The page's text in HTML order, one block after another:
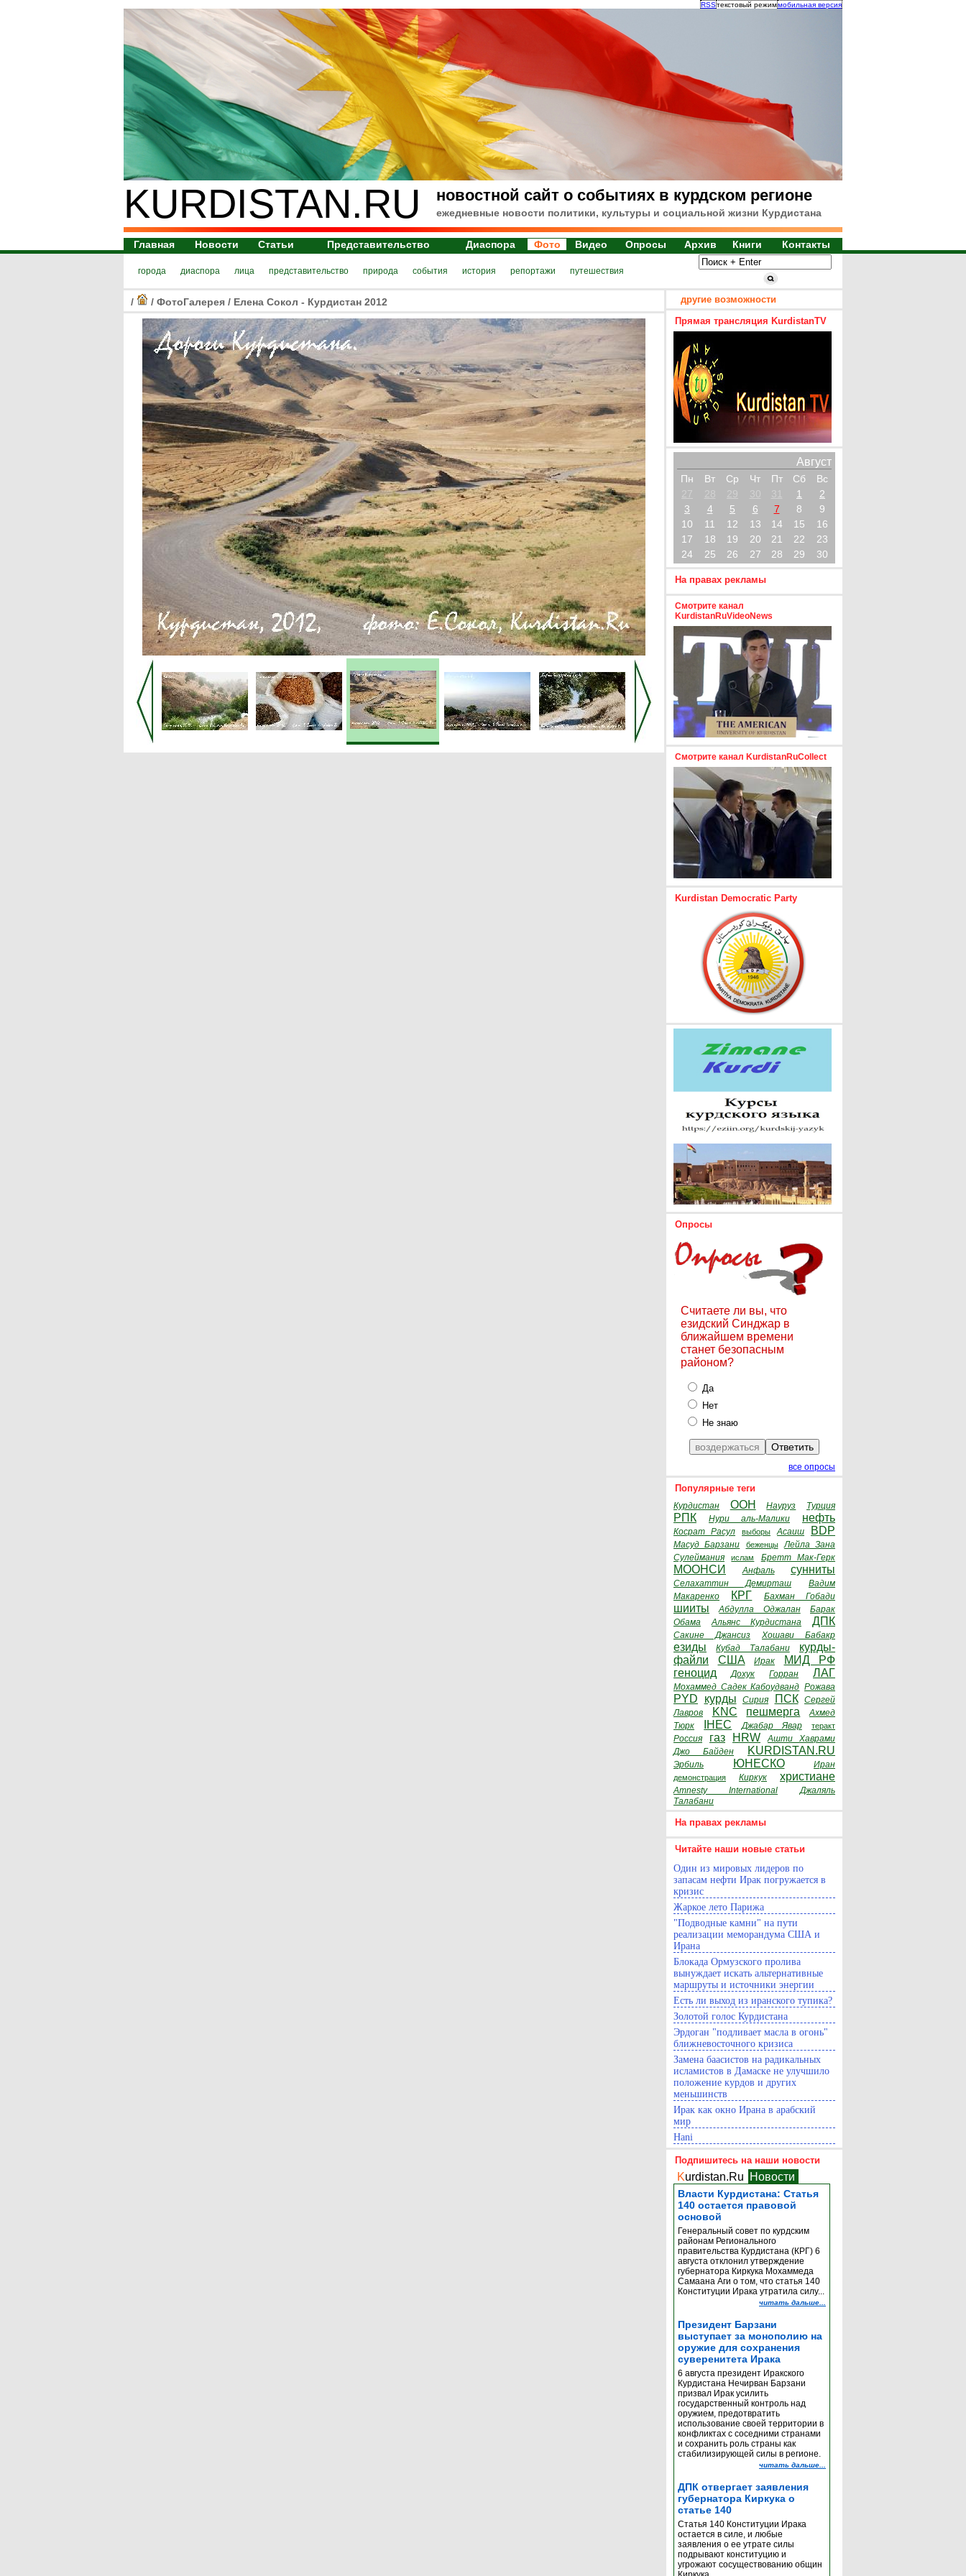
RSSтекстовый режиммобильная версия
KURDISTAN.RU новостной сайт о событиях в курдском регионе
ежедневные новости политики, культуры и социальной жизни Курдистана
Главная Новости Статьи Представительство Диаспора Фото Видео Опросы Архив Книги Контакты
города диаспора лица представительство природа события история репортажи путешествия
/ / ФотоГалерея / Елена Сокол - Курдистан 2012
другие возможности
Прямая трансляция KurdistanTV
Август
Пн Вт Ср Чт Пт Сб
Вс
27
28 29 30 31 1
2
3
4 5 6 7 8
9
10
11 12 13 14 15
16
17
18 19 20 21 22
23
24
25 26 27 28 29 30
На правах рекламы
Смотрите канал
KurdistanRuVideoNews
Смотрите канал KurdistanRuCollect
Kurdistan Democratic Party
Опросы
Считаете ли вы, что
езидский Синджар в
ближайшем времени
станет безопасным
районом?
Да
Нет
Не знаю
все опросы
Популярные теги
Курдистан ООН Науруз Турция
РПК Нури аль-Малики нефть
Косрат Расул выборы Асаиш BDP
Масуд Барзани беженцы
Лейла Зана
Сулеймания
ислам Бретт Мак-Герк
МООНСИ Анфаль сунниты
Селахаттин Демирташ
Вадим
Макаренко
КРГ Бахман Гобади
шииты Абдулла Оджалан
Барак
Обама
Альянс Курдистана ДПК
Сакине Джансиз Хошави Бабакр
езиды Кубад Талабани
курды-
файли
США Ирак
МИД РФ
геноцид
Дохук Горран ЛАГ
Мохаммед Садек Кабоудванд Рожава
PYD курды Сирия ПСК
Сергей
Лавров
KNC пешмерга
Ахмед
Тюрк
IHEC Джабар Явар теракт
Россия газ HRW
Ашти Хаврами
Джо Байден
KURDISTAN.RU
Эрбиль ЮНЕСКО Иран
демонстрация Киркук христиане
Amnesty International
Джаляль
Талабани
На правах рекламы
Читайте наши новые статьи
Один из мировых лидеров по
запасам нефти Ирак погружается в
кризис
Жаркое лето Парижа
"Подводные камни" на пути
реализации меморандума США и
Ирана
Блокада Ормузского пролива
вынуждает искать альтернативные
маршруты и источники энергии
Есть ли выход из иранского тупика?
Золотой голос Курдистана
Эрдоган "подливает масла в огонь"
ближневосточного кризиса
Замена баасистов на радикальных
исламистов в Дамаске не улучшило
положение курдов и других
меньшинств
Ирак как окно Ирана в арабский
мир
Hani
Подпишитесь на наши новости
Kurdistan.Ru Новости
Власти Курдистана: Статья
140 остается правовой
основой
Генеральный совет по курдским
районам Регионального
правительства Курдистана (КРГ) 6
августа отклонил утверждение
губернатора Киркука Мохаммеда
Самаана Аги о том, что статья 140
Конституции Ирака утратила силу...
читать дальше...
Президент Барзани
выступает за монополию на
оружие для сохранения
суверенитета Ирака
6 августа президент Иракского
Курдистана Нечирван Барзани
призвал Ирак усилить
государственный контроль над
оружием, предотвратить
использование своей территории в
конфликтах с соседними странами
и сохранить роль страны как
стабилизирующей силы в регионе.
читать дальше...
ДПК отвергает заявления
губернатора Киркука о
статье 140
Статья 140 Конституции Ирака
остается в силе, и любые
заявления о ее утрате силы
подрывают конституцию и
угрожают сосуществованию общин